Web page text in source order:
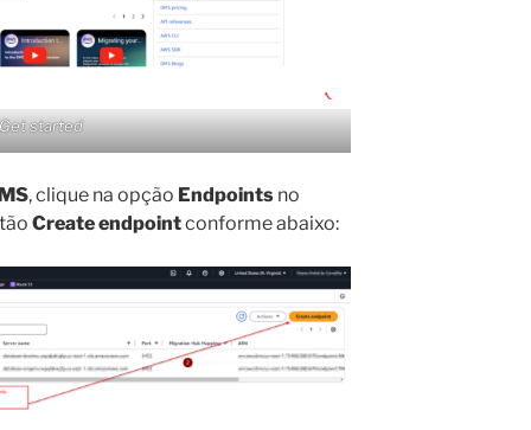
started
, clique na opção Endpoints no
Create endpointconforme abaixo: